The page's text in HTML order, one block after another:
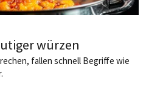
würzen
fallen schnell Begriffe wie